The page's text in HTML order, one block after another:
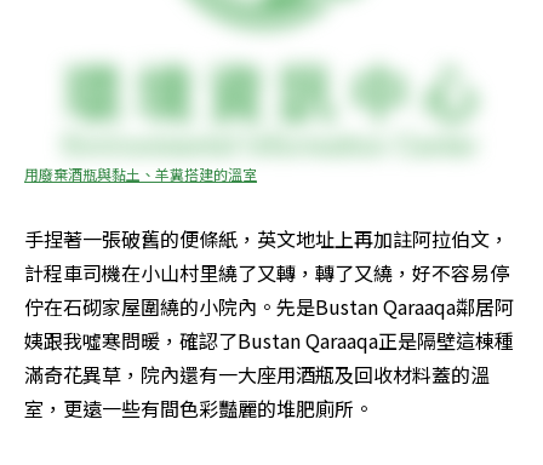
用廢棄酒瓶與黏土、羊糞搭建的溫室
手捏著一張破舊的便條紙，英文地址上再加註阿拉伯文，
計程車司機在小山村里繞了又轉，轉了又繞，好不容易停
佇在石砌家屋圍繞的小院內。先是Bustan Qaraaqa鄰居阿
姨跟我噓寒問暖，確認了Bustan Qaraaqa正是隔壁這棟種
滿奇花異草，院內還有一大座用酒瓶及回收材料蓋的溫
室，更遠一些有間色彩豔麗的堆肥廁所。